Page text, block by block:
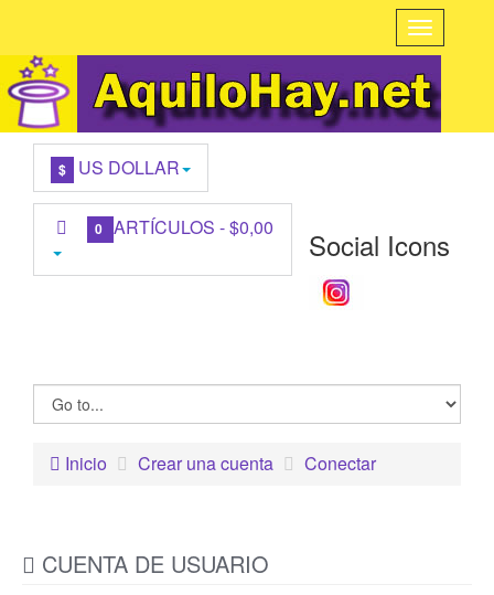
$ US DOLLAR
0 ARTÍCULOS -$0,00 Social Icons
Inicio Crear una cuenta Conectar
CUENTA DE USUARIO